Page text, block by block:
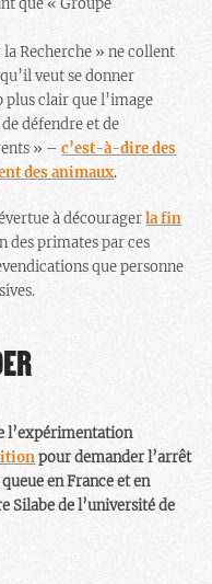
que « Groupe
Recherche » ne collent
veut se donner
plus clair que l’image
défendre et de
» –c’est-à-dire des
des animaux.
à découragerla fin
des primates par ces
que personne
l’expérimentation
pour demander l’arrêt
en France et en
Silabe de l’université de